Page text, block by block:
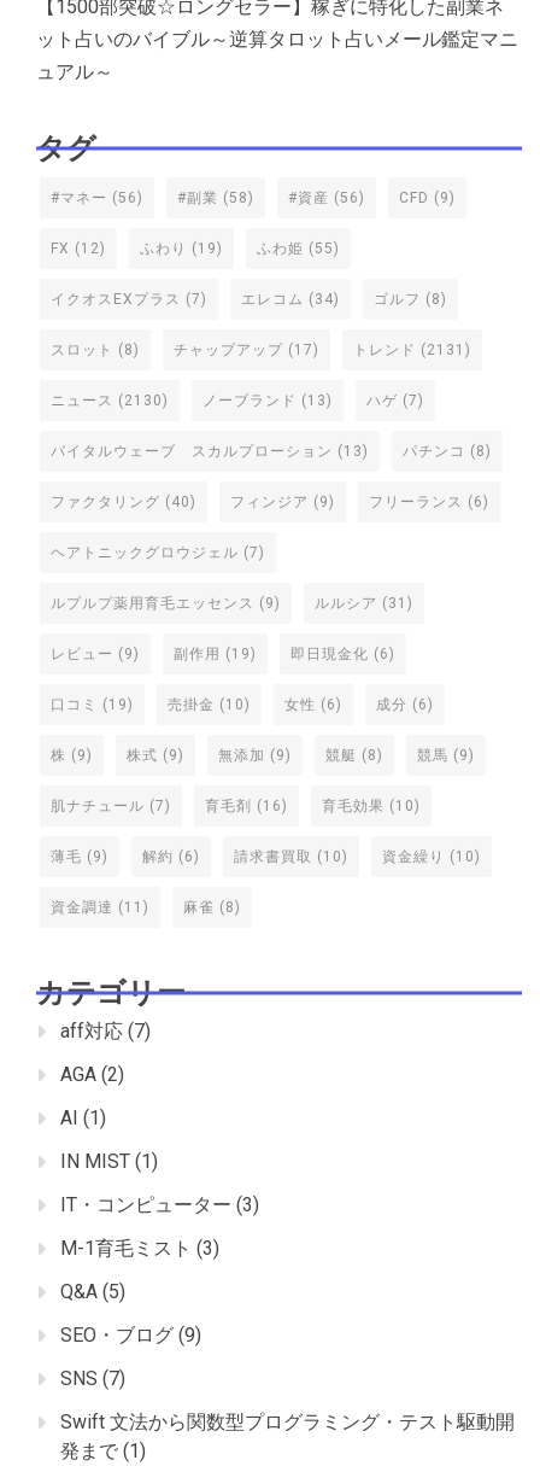
【1500部突破☆ロングセラー】稼ぎに特化した副業ネ
ット占いのバイブル～逆算タロット占いメール鑑定マニ
ュアル～
タグ
#マネー (56) #副業 (58) #資産 (56) CFD (9)
FX (12) ふわり (19) ふわ姫 (55)
イクオスEXプラス (7) エレコム (34) ゴルフ (8)
スロット (8) チャップアップ (17) トレンド (2131)
ニュース (2130) ノーブランド (13) ハゲ (7)
バイタルウェーブ スカルプローション (13) パチンコ (8)
ファクタリング (40) フィンジア (9) フリーランス (6)
ヘアトニックグロウジェル (7)
ルプルプ薬用育毛エッセンス (9) ルルシア (31)
レビュー (9) 副作用 (19) 即日現金化 (6)
口コミ (19) 売掛金 (10) 女性 (6) 成分 (6)
株 (9) 株式 (9) 無添加 (9) 競艇 (8) 競馬 (9)
肌ナチュール (7) 育毛剤 (16) 育毛効果 (10)
薄毛 (9) 解約 (6) 請求書買取 (10) 資金繰り (10)
資金調達 (11) 麻雀 (8)
カテゴリー
aff対応 (7)
AGA (2)
AI (1)
IN MIST (1)
IT・コンピューター (3)
M-1育毛ミスト (3)
Q&A (5)
SEO・ブログ (9)
SNS (7)
Swift 文法から関数型プログラミング・テスト駆動開
発まで (1)